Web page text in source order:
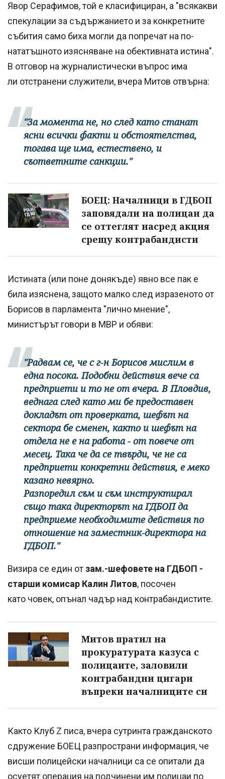
Явор Серафимов, той е класифициран, а "всякакви
спекулации за съдържанието и за конкретните
събития само биха могли да попречат на по-
нататъшното изясняване на обективната истина".
В отговор на журналистически въпрос има
ли отстранени служители, вчера Митов отвърна:
"За момента не, но след като станат
ясни всички факти и обстоятелства,
тогава ще има, естествено, и
съответните санкции."
БОЕЦ: Началници в ГДБОП
заповядали на полицаи да
се оттеглят насред акция
срещу контрабандисти
Истината (или поне донякъде) явно все пак е
била изяснена, защото малко след изразеното от
Борисов в парламента "лично мнение",
министърът говори в МВР и обяви:
"Радвам се, че с г-н Борисов мислим в
една посока. Подобни действия вече са
предприети и то не от вчера. В Пловдив,
веднага след като ми бе предоставен
докладът от проверката, шефът на
сектора бе сменен, както и шефът на
отдела не е на работа - от повече от
месец. Така че да се твърди, че не са
предприети конкретни действия, е меко
казано невярно.
Разпоредил съм и съм инструктирал
също така директорът на ГДБОП да
предприеме необходимите действия по
отношение на заместник-директора на
ГДБОП."
Визира се един от зам.-шефовете на ГДБОП -
старши комисар Калин Литов, посочен
като човек, опънал чадър над контрабандистите.
Митов пратил на
прокуратурата казуса с
полицаите, заловили
контрабандни цигари
въпреки началниците си
Както Клуб Z писа, вчера сутринта гражданското
сдружение БОЕЦ разпространи информация, че
висши полицейски началници са се опитали да
осуетят операция на подчинени им полицаи по